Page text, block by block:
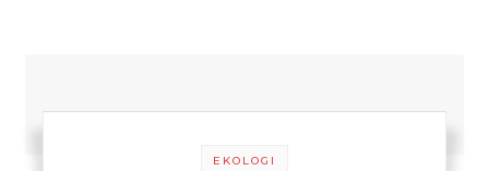
EKOLOGI